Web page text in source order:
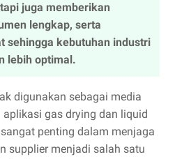
juga memberikan
lengkap, serta
sehingga kebutuhan industri
lebih optimal.
digunakan sebagai media
gas drying dan liquid
penting dalam menjaga
supplier menjadi salah satu